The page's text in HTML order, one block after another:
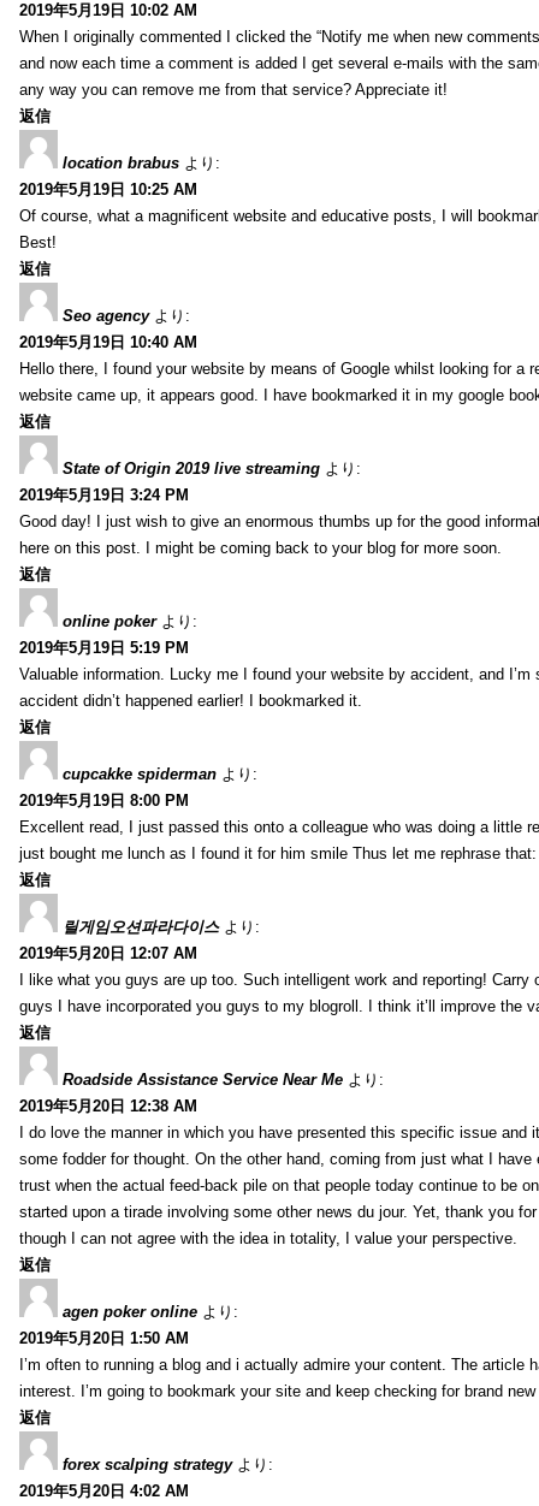
2019年5月19日 10:02 AM
When I originally commented I clicked the “Notify me when new
and now each time a comment is added I get several e-mails with the
any way you can remove me from that service? Appreciate it!
返信
location brabus より:
2019年5月19日 10:25 AM
Of course, what a magnificent website and educative posts, I will
Best!
返信
Seo agency より:
2019年5月19日 10:40 AM
Hello there, I found your website by means of Google whilst looking for a
website came up, it appears good. I have bookmarked it in my google
返信
State of Origin 2019 live streaming より:
2019年5月19日 3:24 PM
Good day! I just wish to give an enormous thumbs up for the good
here on this post. I might be coming back to your blog for more soon.
返信
online poker より:
2019年5月19日 5:19 PM
Valuable information. Lucky me I found your website by accident, and I’m
accident didn’t happened earlier! I bookmarked it.
返信
cupcakke spiderman より:
2019年5月19日 8:00 PM
Excellent read, I just passed this onto a colleague who was doing a little
just bought me lunch as I found it for him smile Thus let me rephrase
返信
릴게임오션파라다이스 より:
2019年5月20日 12:07 AM
I like what you guys are up too. Such intelligent work and reporting! Carry
guys I have incorporated you guys to my blogroll. I think it’ll improve the
返信
Roadside Assistance Service Near Me より:
2019年5月20日 12:38 AM
I do love the manner in which you have presented this specific issue and
some fodder for thought. On the other hand, coming from just what I have
trust when the actual feed-back pile on that people today continue to be
started upon a tirade involving some other news du jour. Yet, thank you
though I can not agree with the idea in totality, I value your perspective.
返信
agen poker online より:
2019年5月20日 1:50 AM
I’m often to running a blog and i actually admire your content. The article
interest. I’m going to bookmark your site and keep checking for brand
返信
forex scalping strategy より:
2019年5月20日 4:02 AM